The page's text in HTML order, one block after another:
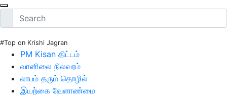
#Top on Krishi Jagran
PM Kisan திட்டம்
வானிலை நிலவரம்
லாபம் தரும் தொழில்
இயற்கை வேளாண்மை